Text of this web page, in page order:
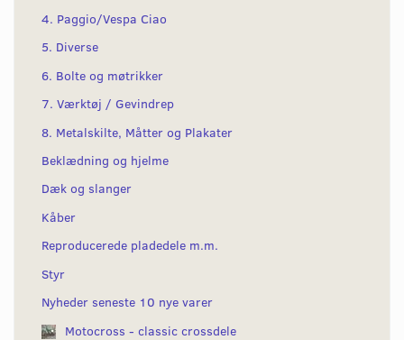
4. Paggio/Vespa Ciao
5. Diverse
6. Bolte og møtrikker
7. Værktøj / Gevindrep
8. Metalskilte, Måtter og Plakater
Beklædning og hjelme
Dæk og slanger
Kåber
Reproducerede pladedele m.m.
Styr
Nyheder seneste 10 nye varer
Motocross - classic crossdele